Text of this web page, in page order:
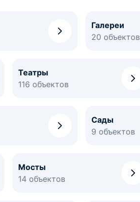
Галереи
20 объектов
Театры
116 объектов
Сады
9 объектов
Мосты
14 объектов